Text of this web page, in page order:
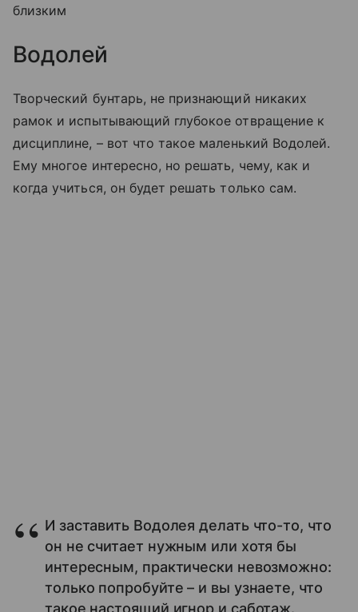
близким
Водолей
Творческий бунтарь, не признающий никаких
рамок и испытывающий глубокое отвращение к
дисциплине, – вот что такое маленький Водолей.
Ему многое интересно, но решать, чему, как и
когда учиться, он будет решать только сам.
И заставить Водолея делать что-то, что
он не считает нужным или хотя бы
интересным, практически невозможно:
только попробуйте – и вы узнаете, что